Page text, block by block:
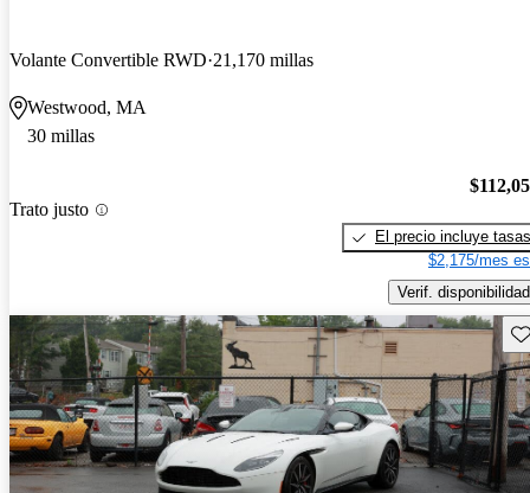
Volante Convertible RWD 21,170 millas
Westwood, MA
30 millas
Trato justo
El precio incluye tasas
$2,175/mes
Verif. disponibilidad